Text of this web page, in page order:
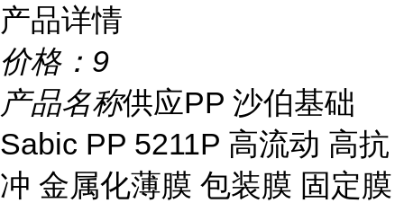
产品详情
价格： 9
产品名称供应PP 沙伯基础
Sabic PP 5211P 高流动 高抗
冲 金属化薄膜 包装膜 固定膜